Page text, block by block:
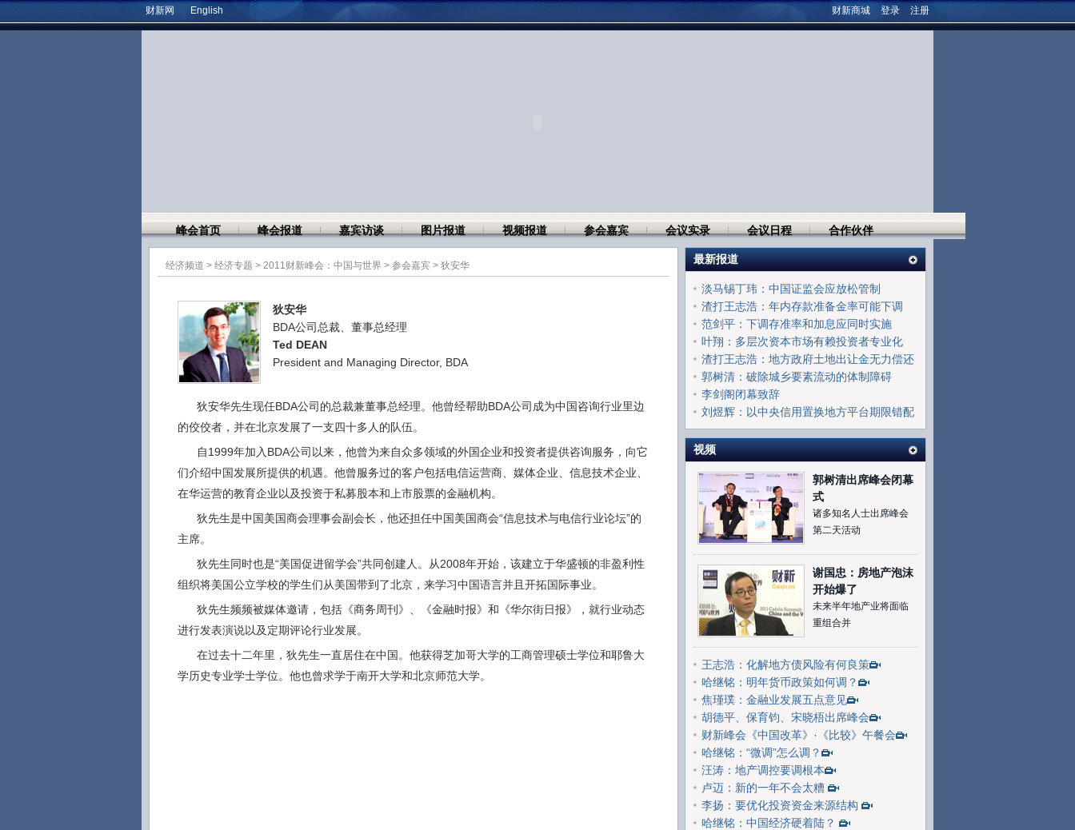
财新网 English 财新商城 登录 注册
峰会首页 峰会报道 嘉宾访谈 图片报道 视频报道 参会嘉宾 会议实录 会议日程 合作伙伴
经济频道 > 经济专题 > 2011财新峰会：中国与世界 > 参会嘉宾 > 狄安华
狄安华
BDA公司总裁、董事总经理
Ted DEAN
President and Managing Director, BDA
狄安华先生现任BDA公司的总裁兼董事总经理。他曾经帮助BDA公司成为中国咨询行业里边
的佼佼者，并在北京发展了一支四十多人的队伍。
自1999年加入BDA公司以来，他曾为来自众多领域的外国企业和投资者提供咨询服务，向它
们介绍中国发展所提供的机遇。他曾服务过的客户包括电信运营商、媒体企业、信息技术企业、
在华运营的教育企业以及投资于私募股本和上市股票的金融机构。
狄先生是中国美国商会理事会副会长，他还担任中国美国商会“信息技术与电信行业论坛”的
主席。
狄先生同时也是“美国促进留学会”共同创建人。从2008年开始，该建立于华盛顿的非盈利性
组织将美国公立学校的学生们从美国带到了北京，来学习中国语言并且开拓国际事业。
狄先生频频被媒体邀请，包括《商务周刊》、《金融时报》和《华尔街日报》，就行业动态
进行发表演说以及定期评论行业发展。
在过去十二年里，狄先生一直居住在中国。他获得芝加哥大学的工商管理硕士学位和耶鲁大
学历史专业学士学位。他也曾求学于南开大学和北京师范大学。
最新报道
淡马锡丁玮：中国证监会应放松管制
渣打王志浩：年内存款准备金率可能下调
范剑平：下调存准率和加息应同时实施
叶翔：多层次资本市场有赖投资者专业化
渣打王志浩：地方政府土地出让金无力偿还
全部地方债
郭树清：破除城乡要素流动的体制障碍
李剑阁闭幕致辞
刘煜辉：以中央信用置换地方平台期限错配
风险
视频
郭树清出席峰会闭幕
式
诸多知名人士出席峰会
第二天活动
谢国忠：房地产泡沫
开始爆了
未来半年地产业将面临
重组合并
王志浩：化解地方债风险有何良策
哈继铭：明年货币政策如何调？
焦瑾璞：金融业发展五点意见
胡德平、保育钧、宋晓梧出席峰会
财新峰会《中国改革》·《比较》午餐会
哈继铭：“微调”怎么调？
汪涛：地产调控要调根本
卢迈：新的一年不会太糟
李扬：要优化投资资金来源结构
哈继铭：中国经济硬着陆？